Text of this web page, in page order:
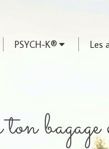
PSYCH-K® Les
bagage